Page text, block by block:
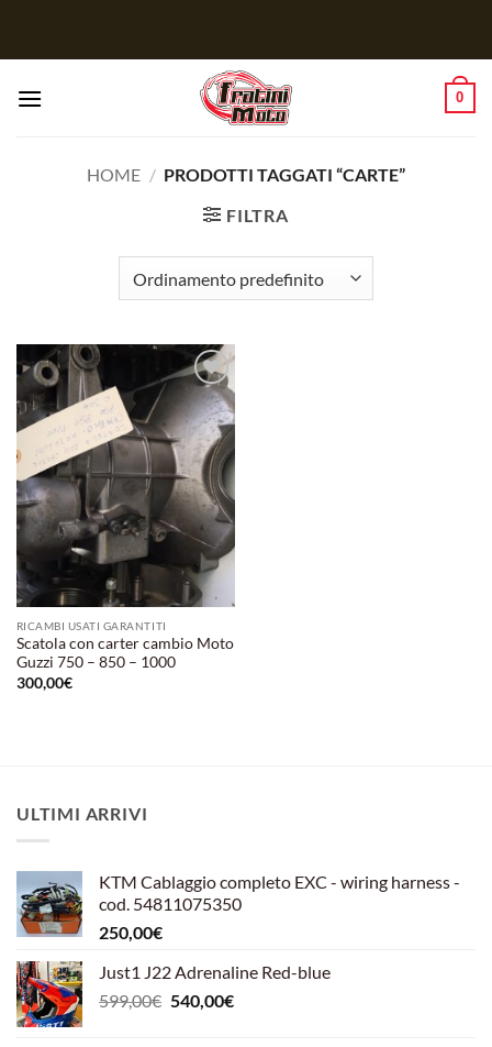
0
HOME / PRODOTTI TAGGATI “CARTE”
FILTRA
Aggiungi
alla lista
dei
desideri
RICAMBI USATI GARANTITI
Scatola con carter cambio Moto
Guzzi 750 – 850 – 1000
300,00€
ULTIMI ARRIVI
KTM Cablaggio completo EXC - wiring harness -
cod. 54811075350
250,00€
Just1 J22 Adrenaline Red-blue
599,00€ Il
540,00€Il